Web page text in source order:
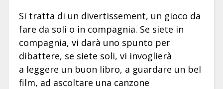
Si tratta di un divertissement, un gioco da
fare da soli o in compagnia. Se siete in
compagnia, vi darà uno spunto per
dibattere, se siete soli, vi invoglierà
a leggere un buon libro, a guardare un bel
film, ad ascoltare una canzone